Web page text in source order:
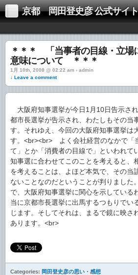
京都 岡田登史彦 公式サイト
＊＊＊ 「当事者の目線・立場
意味について ＊＊＊
1月 10th, 2008 @ 02:22 am › admin
↓ Leave a comment
大阪府知事選挙が今日1月10日告示さ
都市長選挙が告示され、わたしもその当
す。それゆえ、今回の大阪府知事選挙は
す。<br><br> よく会社経営のなかで「
て」とか「消費者の目線で」といわれて
知事選に合わせてこのことを考えると、
を考えることは、よほど本気で、その当
ないことなのだということが判りまし
で、大阪府知事選挙に関心を示している
当に京都市長選挙に出馬するつもりでい
じます。そしてそれは、まるで鏡に映さ
あります。<br>
Categories: 岡田登史彦の思い・感想